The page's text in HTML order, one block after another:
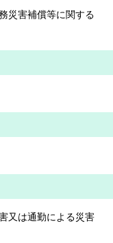
災害補償等に関する
又は通勤による災害